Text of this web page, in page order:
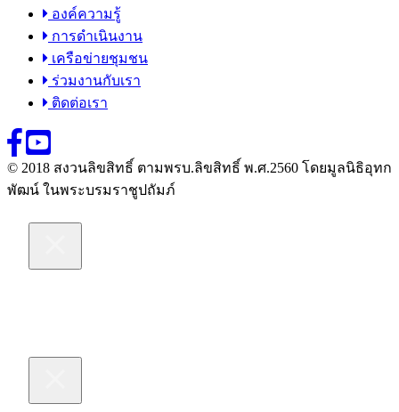
องค์ความรู้
การดำเนินงาน
เครือข่ายชุมชน
ร่วมงานกับเรา
ติดต่อเรา
© 2018 สงวนลิขสิทธิ์ ตามพรบ.ลิขสิทธิ์ พ.ศ.2560 โดยมูลนิธิอุทก
พัฒน์ ในพระบรมราชูปถัมภ์